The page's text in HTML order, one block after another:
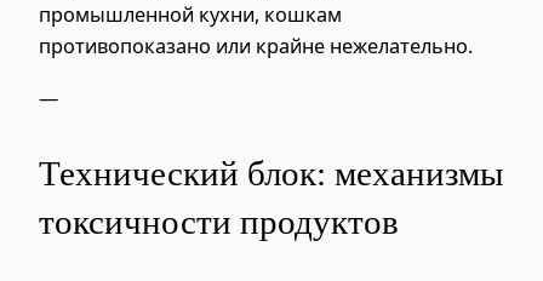
промышленной кухни, кошкам
противопоказано или крайне нежелательно.
—
Технический блок: механизмы
токсичности продуктов